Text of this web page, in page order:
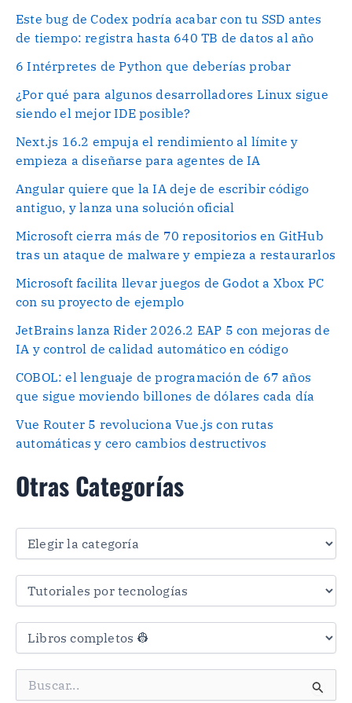
Este bug de Codex podría acabar con tu SSD antes
de tiempo: registra hasta 640 TB de datos al año
6 Intérpretes de Python que deberías probar
¿Por qué para algunos desarrolladores Linux sigue
siendo el mejor IDE posible?
Next.js 16.2 empuja el rendimiento al límite y
empieza a diseñarse para agentes de IA
Angular quiere que la IA deje de escribir código
antiguo, y lanza una solución oficial
Microsoft cierra más de 70 repositorios en GitHub
tras un ataque de malware y empieza a restaurarlos
Microsoft facilita llevar juegos de Godot a Xbox PC
con su proyecto de ejemplo
JetBrains lanza Rider 2026.2 EAP 5 con mejoras de
IA y control de calidad automático en código
COBOL: el lenguaje de programación de 67 años
que sigue moviendo billones de dólares cada día
Vue Router 5 revoluciona Vue.js con rutas
automáticas y cero cambios destructivos
Otras Categorías
O
a
a